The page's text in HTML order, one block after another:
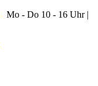
Mo - Do 10 - 16 Uhr |